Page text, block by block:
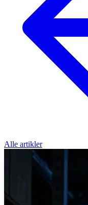
Alle artikler